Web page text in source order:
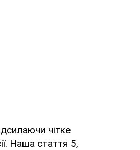
чітке
Наша стаття 5,